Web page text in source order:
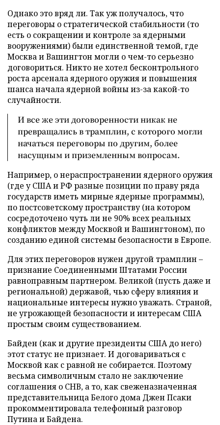
Однако это вряд ли. Так уж получалось, что
переговоры о стратегической стабильности (то
есть о сокращении и контроле за ядерными
вооружениями) были единственной темой, где
Москва и Вашингтон могли о чем-то серьезно
договориться. Никто не хотел бесконтрольного
роста арсенала ядерного оружия и повышения
шанса начала ядерной войны из-за какой-то
случайности.
И все же эти договоренности никак не
превращались в трамплин, с которого могли
начаться переговоры по другим, более
насущным и приземленным вопросам.
Например, о нераспространении ядерного оружия
(где у США и РФ разные позиции по праву ряда
государств иметь мирные ядерные программы),
по постсоветскому пространству (на котором
сосредоточено чуть ли не 90% всех реальных
конфликтов между Москвой и Вашингтоном), по
созданию единой системы безопасности в Европе.
Для этих переговоров нужен другой трамплин –
признание Соединенными Штатами России
равноправным партнером. Великой (пусть даже и
региональной) державой, чью сферу влияния и
национальные интересы нужно уважать. Страной,
не угрожающей безопасности и интересам США
простым своим существованием.
Байден (как и другие президенты США до него)
этот статус не признает. И договариваться с
Москвой как с равной не собирается. Поэтому
весьма символичным стало не заключение
соглашения о СНВ, а то, как свеженазначенная
представительница Белого дома Джен Псаки
прокомментировала телефонный разговор
Путина и Байдена.